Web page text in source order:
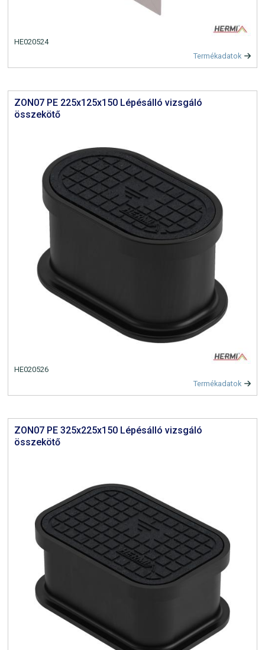
HE020524
Termékadatok
ZON07 PE 225x125x150 Lépésálló vizsgáló
összekötő
HE020526
Termékadatok
ZON07 PE 325x225x150 Lépésálló vizsgáló
összekötő